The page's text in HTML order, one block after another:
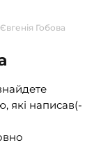
Євгенія Гобова
які написав(-